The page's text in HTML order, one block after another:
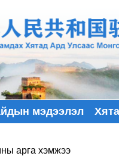
мэдээлэл
арга хэмжээ